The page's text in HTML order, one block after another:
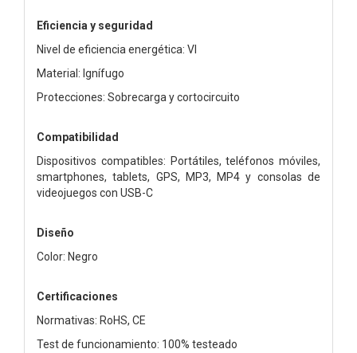
Eficiencia y seguridad
Nivel de eficiencia energética: VI
Material: Ignífugo
Protecciones: Sobrecarga y cortocircuito
Compatibilidad
Dispositivos compatibles: Portátiles, teléfonos móviles,
smartphones, tablets, GPS, MP3, MP4 y consolas de
videojuegos con USB-C
Diseño
Color: Negro
Certificaciones
Normativas: RoHS, CE
Test de funcionamiento: 100% testeado